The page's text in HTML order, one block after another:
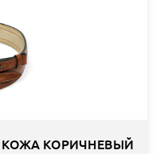
КОЖА КОРИЧНЕВЫЙ